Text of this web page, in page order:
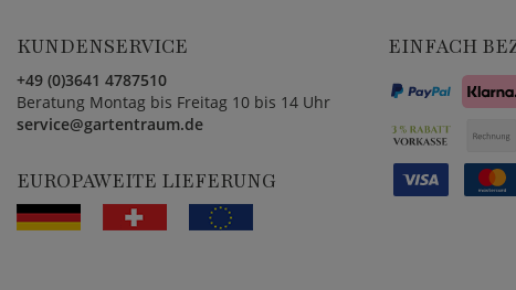
KUNDENSERVICE
+49 (0)3641 4787510
Beratung Montag bis Freitag 10 bis 14 Uhr
service@gartentraum.de
EUROPAWEITE LIEFERUNG
EINFACH